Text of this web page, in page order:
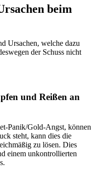
beim
Ursachen, welche dazu
der Schuss nicht
und Reißen an
Panik/Gold-Angst, können
steht, kann dies die
zu lösen. Dies
einem unkontrollierten